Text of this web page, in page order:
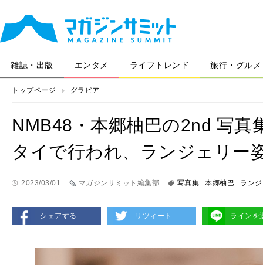
雑誌・出版 エンタメ ライフトレンド 旅行・グルメ
トップページ グラビア
NMB48・本郷柚巴の2nd 写真
タイで行われ、ランジェリー
2023/03/01 マガジンサミット編集部 写真集 本郷柚巴 ラン
シェアする リツィート ラインを